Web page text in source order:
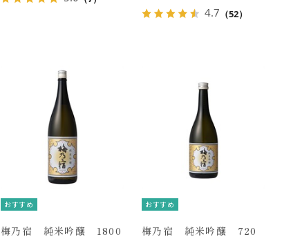
4.7 （52）
おすすめ
梅乃宿 純米吟醸 1800
おすすめ
梅乃宿 純米吟醸 720